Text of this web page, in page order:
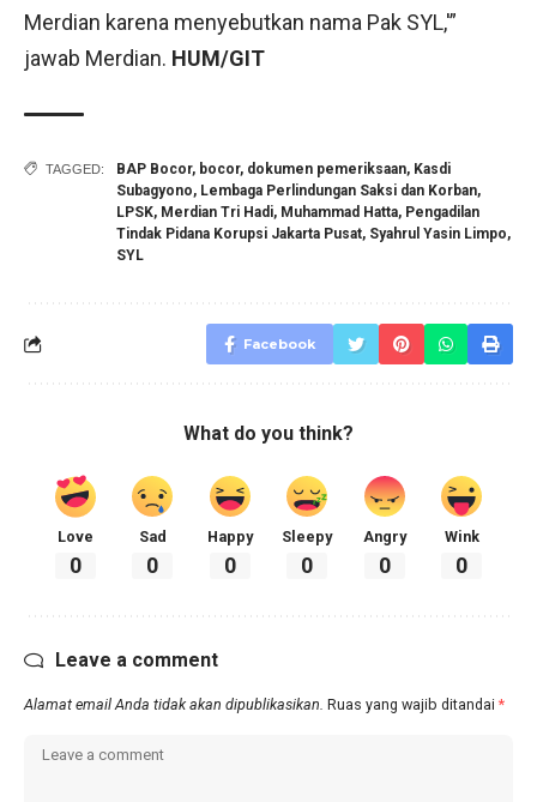
Merdian karena menyebutkan nama Pak SYL,'”
jawab Merdian. HUM/GIT
TAGGED: BAP Bocor, bocor, dokumen pemeriksaan, Kasdi
Subagyono, Lembaga Perlindungan Saksi dan Korban,
LPSK, Merdian Tri Hadi, Muhammad Hatta, Pengadilan
Tindak Pidana Korupsi Jakarta Pusat, Syahrul Yasin Limpo,
SYL
Facebook
What do you think?
Love
0
Sad
0
Happy
0
Sleepy
0
Angry
0
Wink
0
Leave a comment
Alamat email Anda tidak akan dipublikasikan. Ruas yang wajib ditandai *